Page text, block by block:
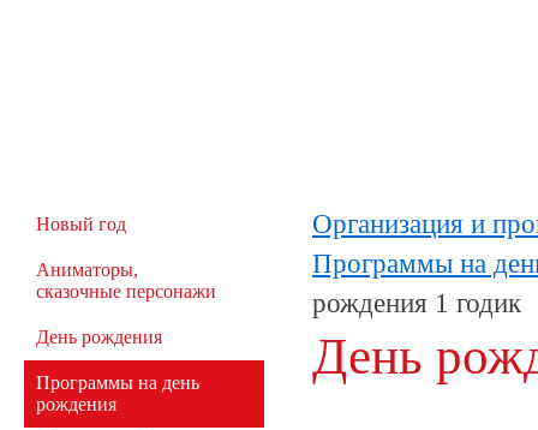
Организация и
Программы на
рождения 1 годик
День
Новый год
Аниматоры,
сказочные персонажи
День рождения
Программы на день
рождения